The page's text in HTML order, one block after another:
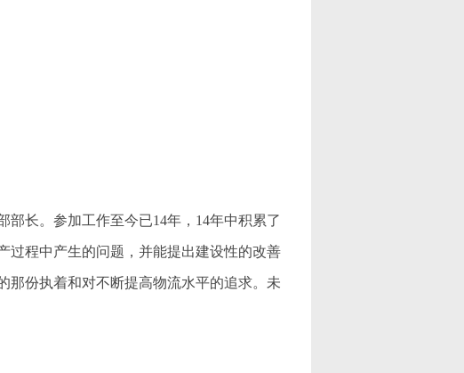
长。参加工作至今已14年，14年中积累了
过程中产生的问题，并能提出建设性的改善
那份执着和对不断提高物流水平的追求。未